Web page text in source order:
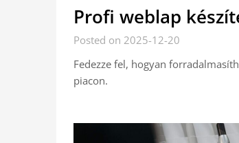
Profi weblap
Posted on 2025-12-20
Fedezze fel, hogyan
piacon.